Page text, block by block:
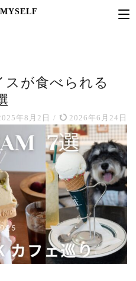
スが食べられる
年8月2日 / 2026年6月24日